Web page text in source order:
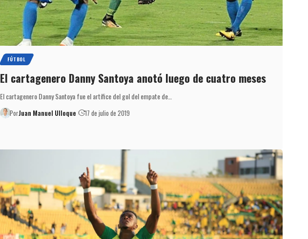
FÚTBOL
El cartagenero Danny Santoya anotó luego de cuatro meses
El cartagenero Danny Santoya fue el artífice del gol del empate de…
PorJuan Manuel Ulloque 17 de julio de 2019